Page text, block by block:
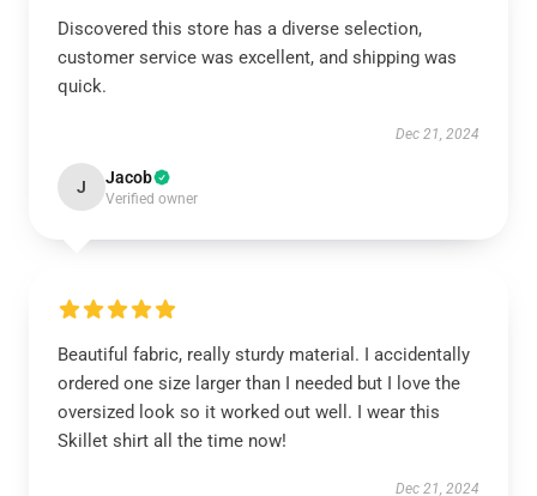
Discovered this store has a diverse selection,
customer service was excellent, and shipping was
quick.
Dec 21, 2024
J Jacob
Verified owner
Beautiful fabric, really sturdy material. I accidentally
ordered one size larger than I needed but I love the
oversized look so it worked out well. I wear this
Skillet shirt all the time now!
Dec 21, 2024